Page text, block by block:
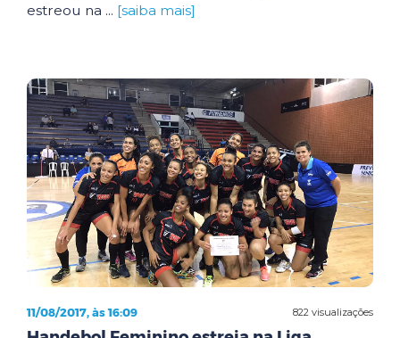
estreou na ... [saiba mais]
822 visualizações
11/08/2017, às 16:09